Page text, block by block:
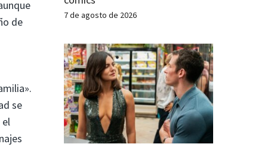
de
se
7 de agosto de 2026